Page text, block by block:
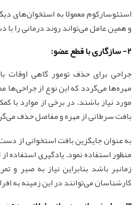
استئوسارکوم معمولا به استخوان‌های
و همین عامل می‌تواند روند درمانی را
2- سازگاری با قطع عضو:
جراحی برای حذف تومور گاهی
مهره‌ها می‌گردد که این نوع از
مورد نیاز باشند. در برخی از موارد با
بافت سرطانی از مهره و مفاصل حذف
به عنوان جایگزین بافت استخوانی از
منظور استفاده نمود. یادگیری استفاده
زمانبر باشد بنابراین نیاز به صبر و
کارشناسان می‌توانند در این زمینه به